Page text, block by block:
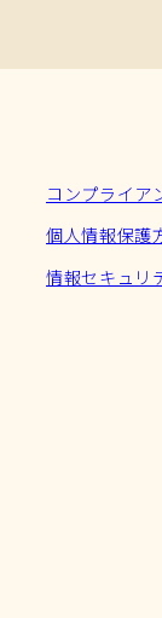
コンプライア
個人情報保護
情報セキュリ